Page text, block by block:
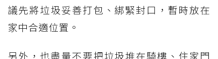
議先將垃圾妥善打包、綁緊封口，暫時放在
家中合適位置。
另外，也盡量不要把垃圾堆在騎樓、住家門